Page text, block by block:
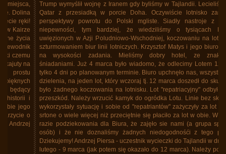
Trump wymyślił wojnę z Iranem gdy byliśmy w Tajlandii. Lecieliśmy linią
Qatar z przesiadką w porcie Doha. Oczywiście lotnisko zamknięte,
perspektywy powrotu do Polski mgliste. Siadły nastroje z powodu
niepewności, tym bardziej, że wiedziliśmy o tysiącach Polaków
uwięzionych w Azji Poludniowo-Wschodniej, koczowaniu na lotniskach,
szturmowaniem biur linii lotniczych. Krzysztof Matys i jego biuro stanęło
na wysokości zadania. Mieliśmy dobry hotel, ze znakomitymi
śniadaniami. Już 4 marca było wiadomo, że odlecimy Lotem 12 marca
tylko 4 dni po planowanym terminie. Biuro upchnęło nas, wszystkich bez
dzielenia, na jeden lot, który wczoraj tj. 12 marca doszedł do skutku. Nie
było żadnego koczowania na lotnisku. Lot "repatriacyjny" odbył się bez
przeszkód. Należy wrzucić kamyk do ogródka Lotu. Linie bez skrupułów
wykorzystały sytuację i sobie od "repatriantów" zażyczyły za lot w jedną
srtone o wiele więcej niż przeciętnie się płaciło za lot w obie. W każdym
razie podziekowania dla Biura, że zajęło sie nami (a grupa spora, 40
osób) i że nie doznaliśmy żadnych niedogodnośći z tego powodu.
Dziekujemy! Andrzej Piersa - uczestnik wycieczki do Tajlandii w dniach 25
lutego - 9 marca (jak potem się okazało do 12 marca). Należy podkreślić